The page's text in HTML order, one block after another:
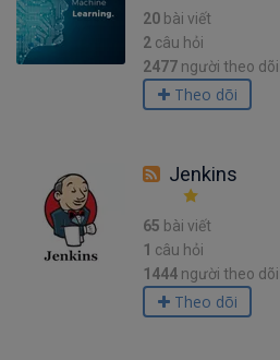
20 bài viết
2 câu hỏi
2477 người theo dõi
Theo dõi
Jenkins
65 bài viết
1 câu hỏi
1444 người theo dõi
Theo dõi